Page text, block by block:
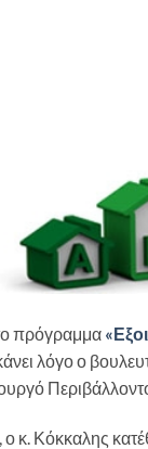
πρόγραμμα
λόγο ο
ο κ. Κόκκαλης